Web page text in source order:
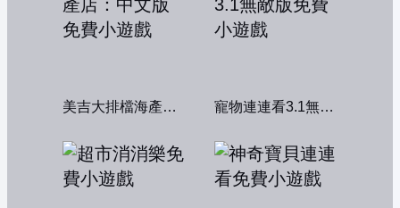
美吉大排檔海產店：中文版 寵物連連看3.1無敵版